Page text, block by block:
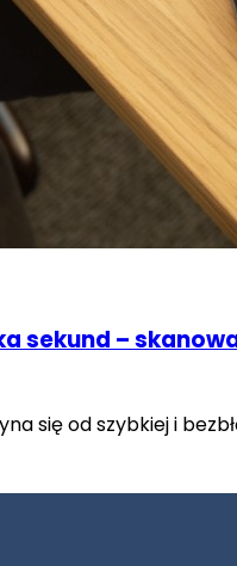
sekund –
się od szybkiej i